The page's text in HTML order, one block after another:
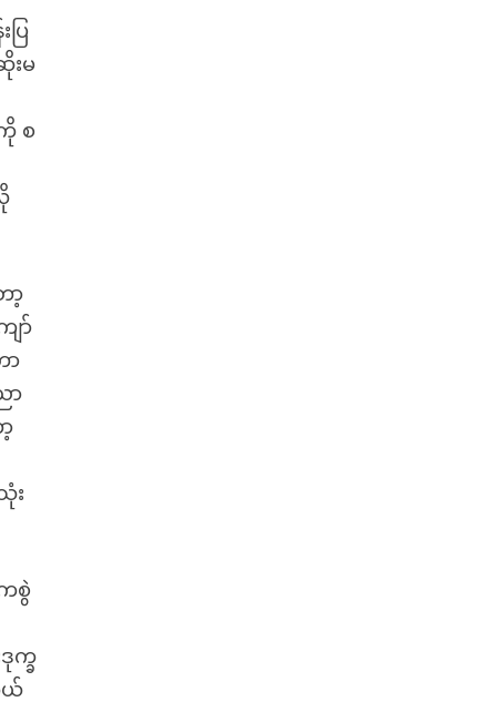
ြ
းမ
စ
ာ့
ော်
ာ
ာ
း
စွဲ
က္ခ
ယ်